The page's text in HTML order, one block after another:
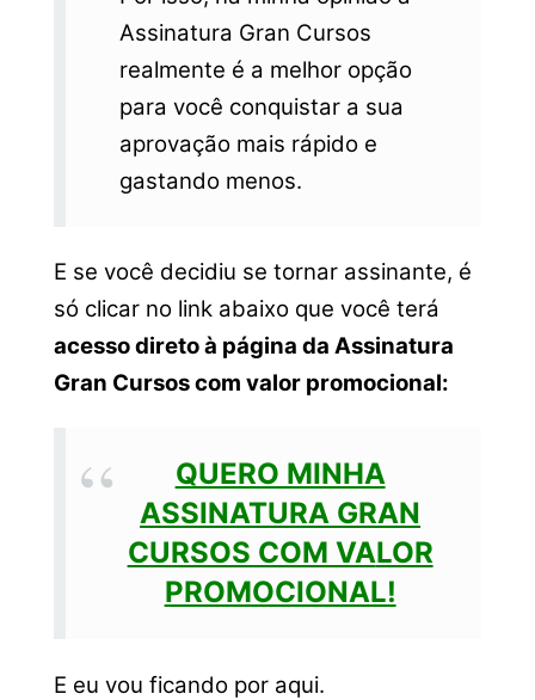
Assinatura Gran Cursos
realmente é a melhor opção
para você conquistar a sua
aprovação mais rápido e
gastando menos.
E se você decidiu se tornar assinante, é
só clicar no link abaixo que você terá
acesso direto à página da Assinatura
Gran Cursos com valor promocional:
QUERO MINHA
ASSINATURA GRAN
CURSOS COM VALOR
PROMOCIONAL!
E eu vou ficando por aqui.